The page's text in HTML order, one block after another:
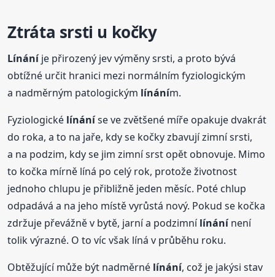
Ztráta srsti u kočky
Línáníje přirozený jev výměny srsti, a proto bývá
obtížné určit hranici mezi normálním fyziologickým
a nadměrným patologickým línáním.
Fyziologické línáníse ve zvětšené míře opakuje dvakrát
do roka, a to na jaře, kdy se kočky zbavují zimní srsti,
a na podzim, kdy se jim zimní srst opět obnovuje. Mimo
to kočka mírně líná po celý rok, protože životnost
jednoho chlupu je přibližně jeden měsíc. Poté chlup
odpadává a na jeho místě vyrůstá nový. Pokud se kočka
zdržuje převážně v bytě, jarní a podzimnílínánínení
tolik výrazné. O to víc však líná v průběhu roku.
Obtěžující může být nadměrné línání, což je jakýsi stav